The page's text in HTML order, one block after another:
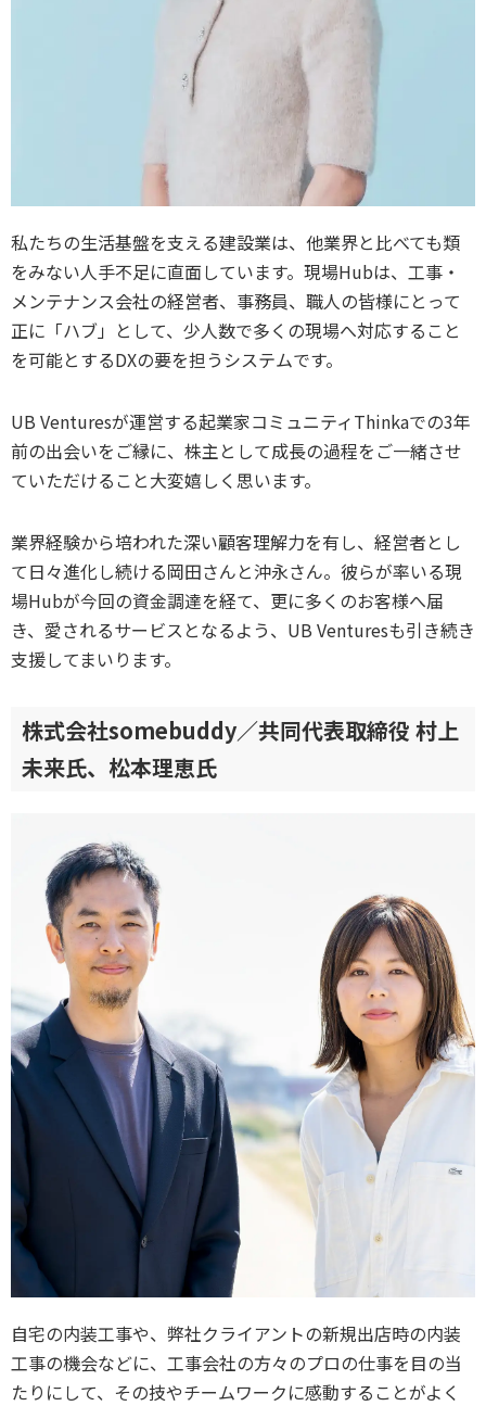
私たちの生活基盤を支える建設業は、他業界と比べても類
をみない人手不足に直面しています。現場Hubは、工事・
メンテナンス会社の経営者、事務員、職人の皆様にとって
正に「ハブ」として、少人数で多くの現場へ対応すること
を可能とするDXの要を担うシステムです。
UB Venturesが運営する起業家コミュニティThinkaでの3年
前の出会いをご縁に、株主として成長の過程をご一緒させ
ていただけること大変嬉しく思います。
業界経験から培われた深い顧客理解力を有し、経営者とし
て日々進化し続ける岡田さんと沖永さん。彼らが率いる現
場Hubが今回の資金調達を経て、更に多くのお客様へ届
き、愛されるサービスとなるよう、UB Venturesも引き続き
支援してまいります。
株式会社somebuddy／共同代表取締役 村上
未来氏、松本理恵氏
自宅の内装工事や、弊社クライアントの新規出店時の内装
工事の機会などに、工事会社の方々のプロの仕事を目の当
たりにして、その技やチームワークに感動することがよく